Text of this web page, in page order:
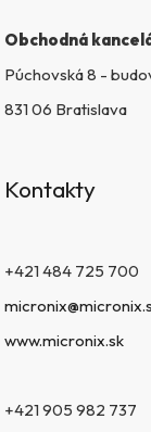
Obchodná
Púchovská 8 -
831 06 Bratislava
Kontakty
+421 484 725 700
www.micronix.sk
+421 905 982 737